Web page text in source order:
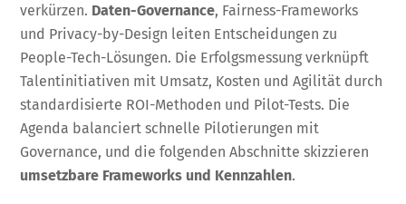
verkürzen. Daten-Governance, Fairness-Frameworks
und Privacy-by-Design leiten Entscheidungen zu
People-Tech-Lösungen. Die Erfolgsmessung verknüpft
Talentinitiativen mit Umsatz, Kosten und Agilität durch
standardisierte ROI-Methoden und Pilot-Tests. Die
Agenda balanciert schnelle Pilotierungen mit
Governance, und die folgenden Abschnitte skizzieren
umsetzbare Frameworks und Kennzahlen.